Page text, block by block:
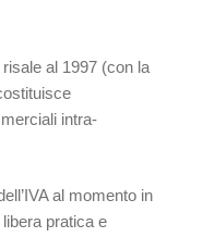
risale al 1997 (con la
intra-
al momento in
pratica e